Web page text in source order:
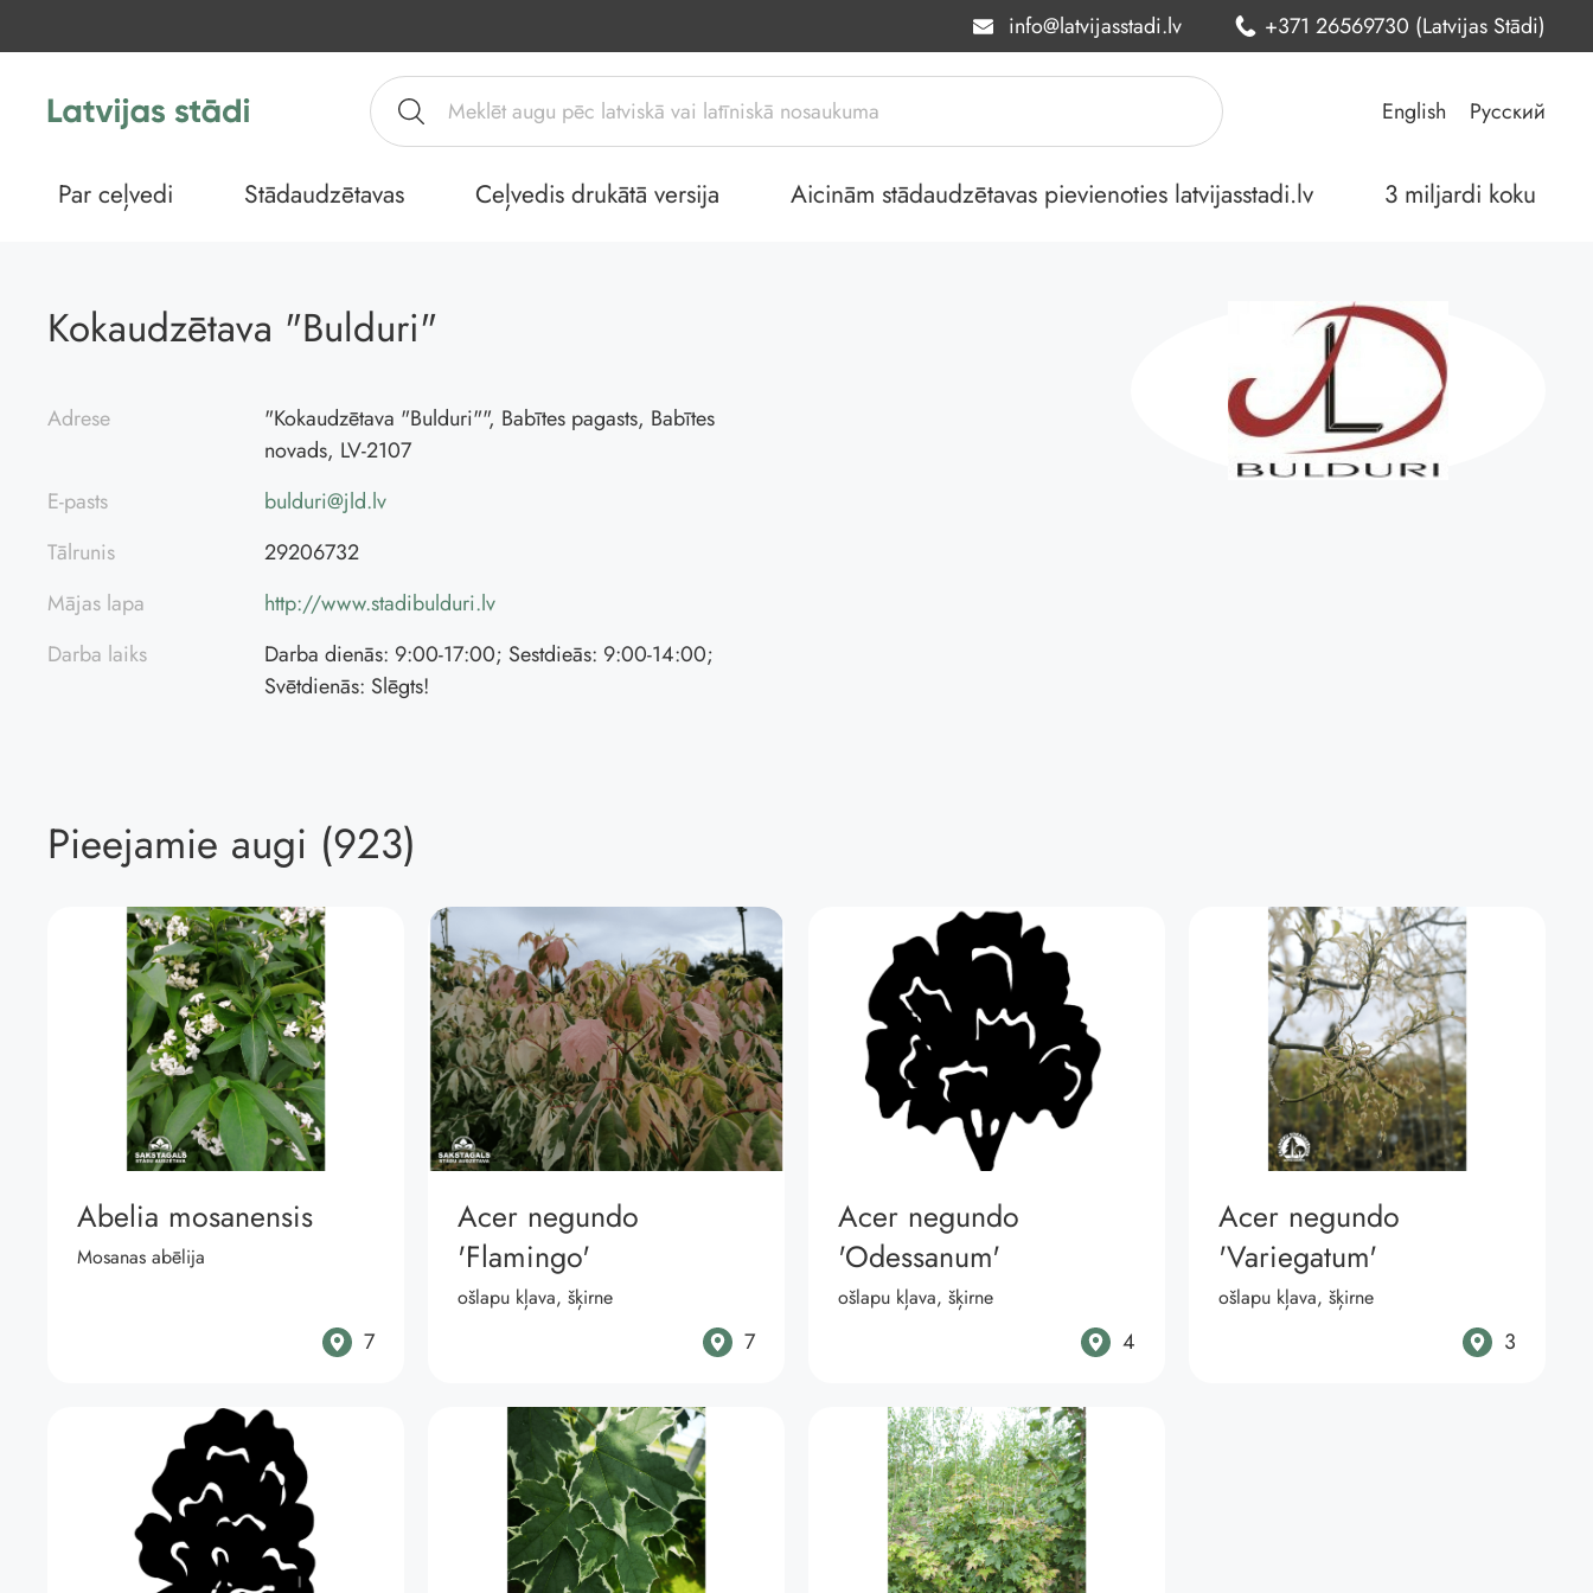
info@latvijasstadi.lv +371 26569730 (Latvijas Stādi)
English Русский
Par ceļvedi Stādaudzētavas Ceļvedis drukātā versija Aicinām stādaudzētavas pievienoties latvijasstadi.lv 3 miljardi koku
Kokaudzētava "Bulduri"
Adrese
"Kokaudzētava "Bulduri"", Babītes pagasts, Babītes
novads, LV-2107
E-pasts
bulduri@jld.lv
Tālrunis
29206732
Mājas lapa
http://www.stadibulduri.lv
Darba laiks
Darba dienās: 9:00-17:00; Sestdieās: 9:00-14:00;
Svētdienās: Slēgts!
Pieejamie augi (923)
Abelia mosanensis
Mosanas abēlija
7
Acer negundo
'Flamingo'
ošlapu kļava, šķirne
7
Acer negundo
'Odessanum'
ošlapu kļava, šķirne
4
Acer negundo
'Variegatum'
ošlapu kļava, šķirne
3